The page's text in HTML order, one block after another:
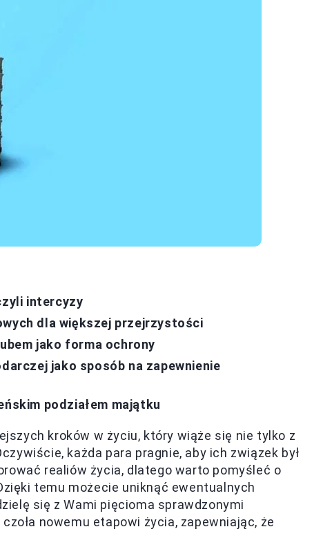
intercyzy
dla większej przejrzystości
jako forma ochrony
jako sposób na zapewnienie
podziałem majątku
kroków w życiu, który wiąże się nie tylko z
każda para pragnie, aby ich związek był
realiów życia, dlatego warto pomyśleć o
temu możecie uniknąć ewentualnych
się z Wami pięcioma sprawdzonymi
nowemu etapowi życia, zapewniając, że